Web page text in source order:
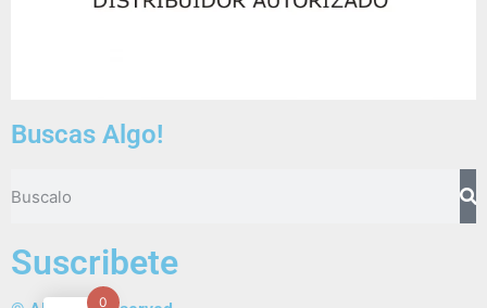
Buscas Algo!
Suscribete
0